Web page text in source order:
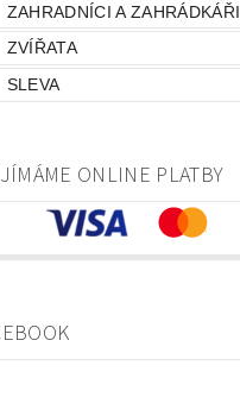
ZAHRADNÍCI A ZAHRÁDKÁŘI
ZVÍŘATA
SLEVA
ONLINE PLATBY